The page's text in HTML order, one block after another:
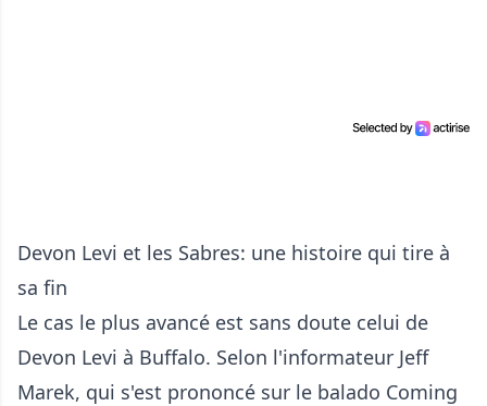
Devon Levi et les Sabres: une histoire qui tire à
sa fin
Le cas le plus avancé est sans doute celui de
Devon Levi à Buffalo. Selon l'informateur Jeff
Marek, qui s'est prononcé sur le balado Coming